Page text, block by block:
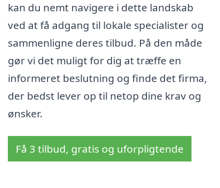
kan du nemt navigere i dette landskab
ved at få adgang til lokale specialister og
sammenligne deres tilbud. På den måde
gør vi det muligt for dig at træffe en
informeret beslutning og finde det firma,
der bedst lever op til netop dine krav og
ønsker.
Få 3 tilbud, gratis og uforpligtende